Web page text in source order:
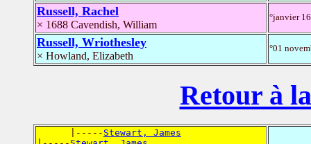
Russell, Rachel
× 1688 Cavendish, William
°janvier
Russell, Wriothesley
× Howland, Elizabeth
°01
Retour à
      |-----
Stewart, James